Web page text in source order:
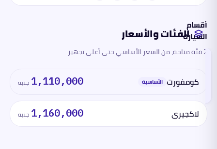
أقسام
السيارة
الفئات
هذا
القسم
المحرك
والأداء
الفئات والأسعار
2 فئة متاحة، من السعر الأساسي حتى أعلى تجهيز
كومفورت الأساسية 1,110,000 جنيه
لاكجيري 1,160,000 جنيه